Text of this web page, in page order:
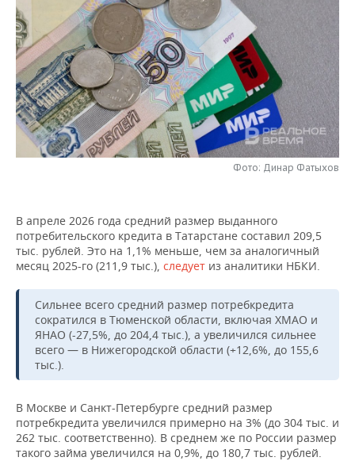
НЕФТЬ
ОПК
ЭНЕРГЕТИКА
РОЗНИЧНАЯ ТОРГОВЛЯ
ТРАНСПОРТ
УСЛУГИ
НОВОСТИ ТЕХНОЛОГИЙ
IT
МЕДИА
ТЕЛЕКОММУНИКАЦИИ
МЕРОПРИЯТИЯ
НОВОСТИ МЕРОПРИЯТИЙ
ВЫЕЗДНАЯ РЕДАКЦИЯ
БИЗНЕС-БРАНЧИ
ONLINE-КОНФЕРЕНЦИИ
СПОРТ
НОВОСТИ СПОРТА
ФУТБОЛ
ХОККЕЙ
ВОЛЕЙБОЛ
КИБЕРСПОРТ
ФИГУРНОЕ КАТАНИЕ
ВОДНЫЕ ВИДЫ СПОРТА
ХОККЕЙ С МЯЧОМ
ОБЩЕСТВО
НОВОСТИ ОБЩЕСТВА
ВЛАСТЬ
ИСТОРИЯ
КУЛЬТУРА
МЕДИЦИНА
ОБРАЗОВАНИЕ
ПРОИСШЕСТВИЯ
ФОТОГАЛЕРЕЯ
СЮЖЕТЫ
СПИСОК ПЕРСОН
СПИСОК КОМПАНИЙ
ПОЛНАЯ ВЕРСИЯ
Фото: Динар Фатыхов
В апреле 2026 года средний размер выданного
потребительского кредита в Татарстане составил 209,5
тыс. рублей. Это на 1,1% меньше, чем за аналогичный
месяц 2025-го (211,9 тыс.), следует из аналитики НБКИ.
Сильнее всего средний размер потребкредита
сократился в Тюменской области, включая ХМАО и
ЯНАО (-27,5%, до 204,4 тыс.), а увеличился сильнее
всего — в Нижегородской области (+12,6%, до 155,6
тыс.).
В Москве и Санкт-Петербурге средний размер
потребкредита увеличился примерно на 3% (до 304 тыс. и
262 тыс. соответственно). В среднем же по России размер
такого займа увеличился на 0,9%, до 180,7 тыс. рублей.